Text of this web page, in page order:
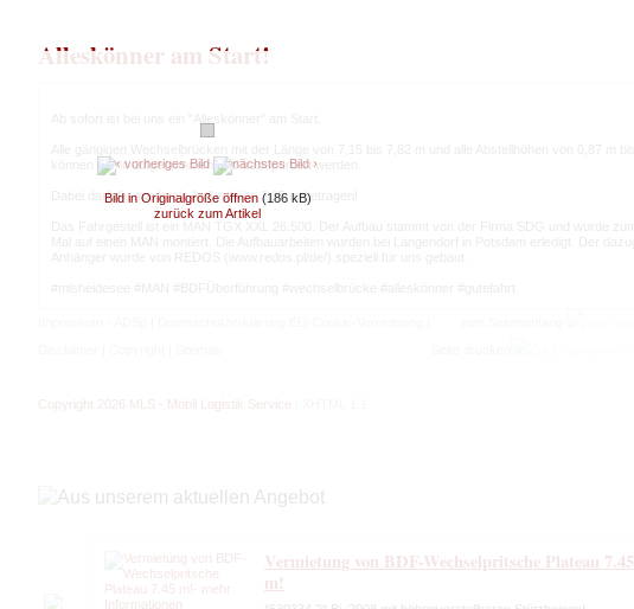
Alleskönner am Start!
können damit aufgenommen und transportiert werden.
Dabei darf die maximale Außenhöhe 3,15 m betragen!
Bild in Originalgröße öffnen(186 kB)
zurück zum Artikel
Copyright 2026 MLS - Mobil Logistik Service
Vermietung von BDF-Wechselpritsche Plateau 7.45
m!